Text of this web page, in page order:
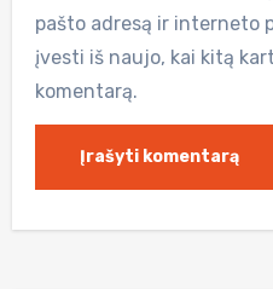
pašto adresą ir interneto
įvesti iš naujo, kai kitą
komentarą.